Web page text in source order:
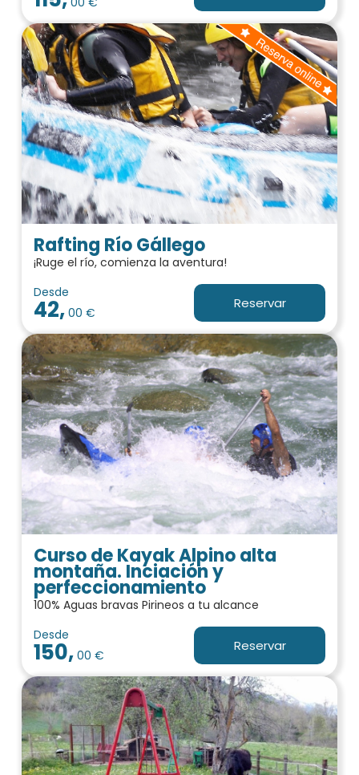
Rafting Río Gállego
¡Ruge el río, comienza la aventura!
Desde
42, 00 €
Reservar
Curso de Kayak Alpino alta
montaña. Inciación y
perfeccionamiento
100% Aguas bravas Pirineos a tu alcance
Desde
150, 00 €
Reservar